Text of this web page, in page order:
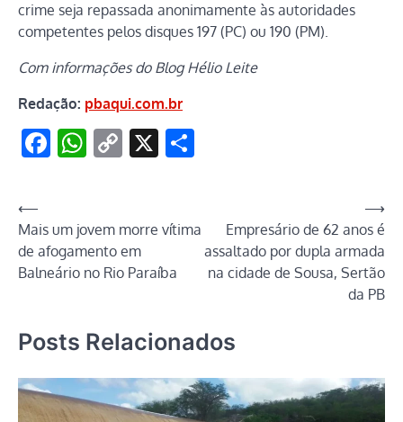
crime seja repassada anonimamente às autoridades
competentes pelos disques 197 (PC) ou 190 (PM).
Com informações do Blog Hélio Leite
Redação: pbaqui.com.br
Facebook
WhatsApp
Copy
X
Navegação
de
Post
⟵
Mais um jovem morre vítima
de afogamento em
Balneário no Rio Paraíba
Empresário de 62 anos é
assaltado por dupla armada
na cidade de Sousa, Sertão
da PB
⟶
Posts Relacionados